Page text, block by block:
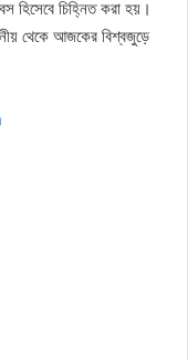
হিসেবে চিহ্নিত করা হয়।
থেকে আজকের বিশ্বজুড়ে